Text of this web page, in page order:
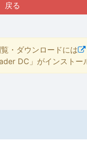
戻る
・ダウンロードには
DC」がインストー